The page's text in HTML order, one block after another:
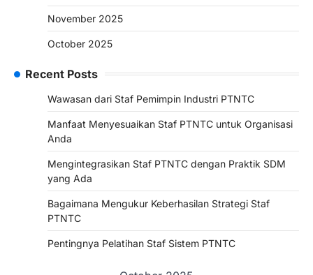
November 2025
October 2025
Recent Posts
Wawasan dari Staf Pemimpin Industri PTNTC
Manfaat Menyesuaikan Staf PTNTC untuk Organisasi
Anda
Mengintegrasikan Staf PTNTC dengan Praktik SDM
yang Ada
Bagaimana Mengukur Keberhasilan Strategi Staf
PTNTC
Pentingnya Pelatihan Staf Sistem PTNTC